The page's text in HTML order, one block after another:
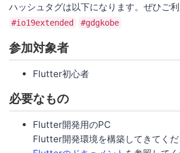
ハッシュタグは以下になります。ぜひご利
#io19extended #gdgkobe
参加対象者
Flutter初心者
必要なもの
Flutter開発用のPC
Flutter開発環境を構築してきてく